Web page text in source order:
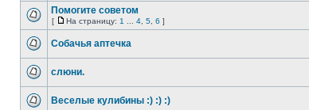
Помогите советом
[ На страницу: 1 4 5 6 ]
Собачья аптечка
слюни.
Веселые кулибины :) :) :)